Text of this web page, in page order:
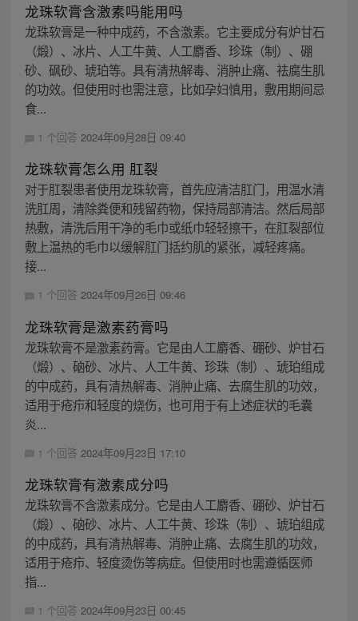
龙珠软膏含激素吗能用吗
龙珠软膏是一种中成药，不含激素。它主要成分有炉甘石
（煅）、冰片、人工牛黄、人工麝香、珍珠（制）、硼
砂、砜砂、琥珀等。具有清热解毒、消肿止痛、祛腐生肌
的功效。但使用时也需注意，比如孕妇慎用，敷用期间忌
食...
1 个回答 2024年09月28日 09:40
龙珠软膏怎么用 肛裂
对于肛裂患者使用龙珠软膏，首先应清洁肛门，用温水清
洗肛周，清除粪便和残留药物，保持局部清洁。然后局部
热敷，清洗后用干净的毛巾或纸巾轻轻擦干，在肛裂部位
敷上温热的毛巾以缓解肛门括约肌的紧张，减轻疼痛。
接...
1 个回答 2024年09月26日 09:46
龙珠软膏是激素药膏吗
龙珠软膏不是激素药膏。它是由人工麝香、硼砂、炉甘石
（煅）、硇砂、冰片、人工牛黄、珍珠（制）、琥珀组成
的中成药，具有清热解毒、消肿止痛、去腐生肌的功效，
适用于疮疖和轻度的烧伤，也可用于有上述症状的毛囊
炎...
1 个回答 2024年09月23日 17:10
龙珠软膏有激素成分吗
龙珠软膏不含激素成分。它是由人工麝香、硼砂、炉甘石
（煅）、硇砂、冰片、人工牛黄、珍珠（制）、琥珀组成
的中成药，具有清热解毒、消肿止痛、去腐生肌的功效，
适用于疮疖、轻度烫伤等病症。但使用时也需遵循医师
指...
1 个回答 2024年09月23日 00:45